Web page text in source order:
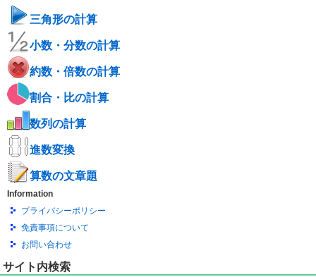
三角形の計算
小数・分数の計算
約数・倍数の計算
割合・比の計算
数列の計算
進数変換
算数の文章題
Information
プライバシーポリシー
免責事項について
お問い合わせ
サイト内検索